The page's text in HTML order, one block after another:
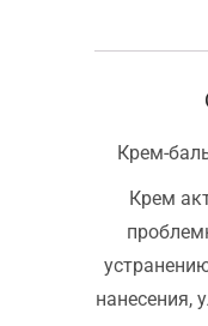
Крем-
Крем
нанесения,